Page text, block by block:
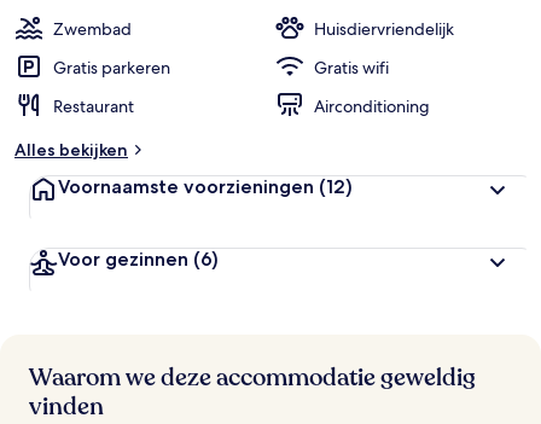
Zwembad
Huisdiervriendelijk
Gratis parkeren
Gratis wifi
Restaurant
Airconditioning
Alles bekijken
Voornaamste voorzieningen (12)
Voor gezinnen (6)
Waarom we deze accommodatie geweldig
vinden